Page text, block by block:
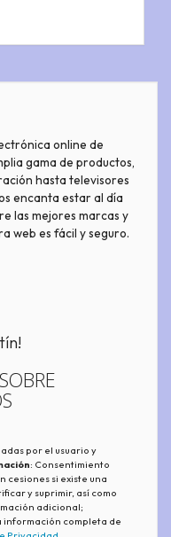
online de
gama de productos,
hasta televisores
encanta estar al día
las mejores marcas y
web es fácil y seguro.
por el usuario y
: Consentimiento
cesiones si existe una
y suprimir, así como
adicional;
información completa de